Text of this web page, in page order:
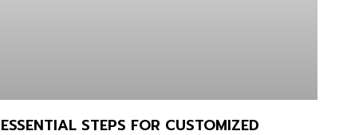
ESSENTIAL STEPS FOR CUSTOMIZED